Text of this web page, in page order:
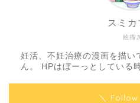
絵描き
スミカ
妊活、不妊治療の漫画を描い
ん。 HPはぼーっとしている
＼ Follow